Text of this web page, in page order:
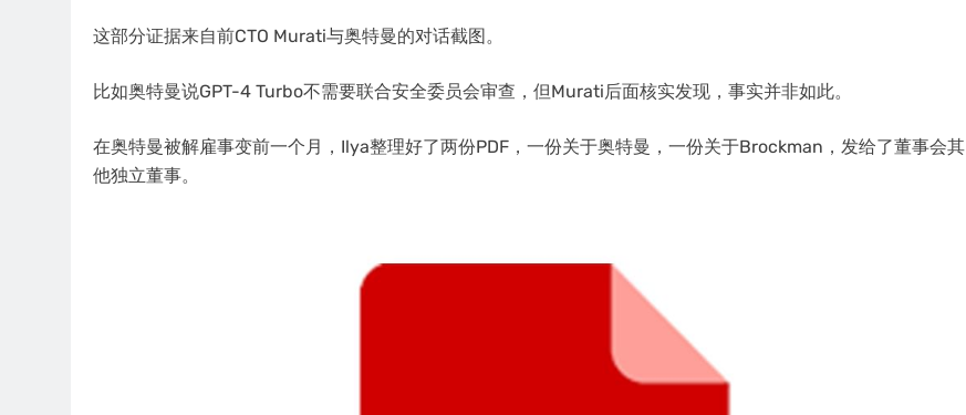
这部分证据来自前CTO Murati与奥特曼的对话截图。
比如奥特曼说GPT-4 Turbo不需要联合安全委员会审查，但Murati后面核实发现，事实并非如此。
在奥特曼被解雇事变前一个月，Ilya整理好了两份PDF，一份关于奥特曼，一份关于Brockman，发给了董事会其
他独立董事。